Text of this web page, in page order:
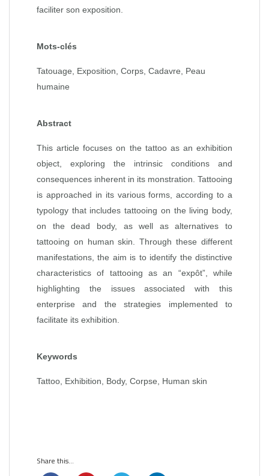
faciliter son exposition.
Mots-clés
Tatouage, Exposition, Corps, Cadavre, Peau
humaine
Abstract
This article focuses on the tattoo as an exhibition
object, exploring the intrinsic conditions and
consequences inherent in its monstration. Tattooing
is approached in its various forms, according to a
typology that includes tattooing on the living body,
on the dead body, as well as alternatives to
tattooing on human skin. Through these different
manifestations, the aim is to identify the distinctive
characteristics of tattooing as an “expôt”, while
highlighting the issues associated with this
enterprise and the strategies implemented to
facilitate its exhibition.
Keywords
Tattoo, Exhibition, Body, Corpse, Human skin
Share this...